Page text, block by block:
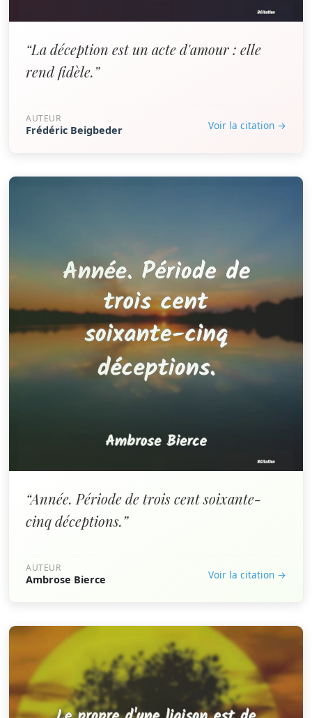
“La déception est un acte d'amour : elle
rend fidèle.”
AUTEUR
Frédéric Beigbeder Voir la citation →
“Année. Période de trois cent soixante-
cinq déceptions.”
AUTEUR
Ambrose Bierce Voir la citation →